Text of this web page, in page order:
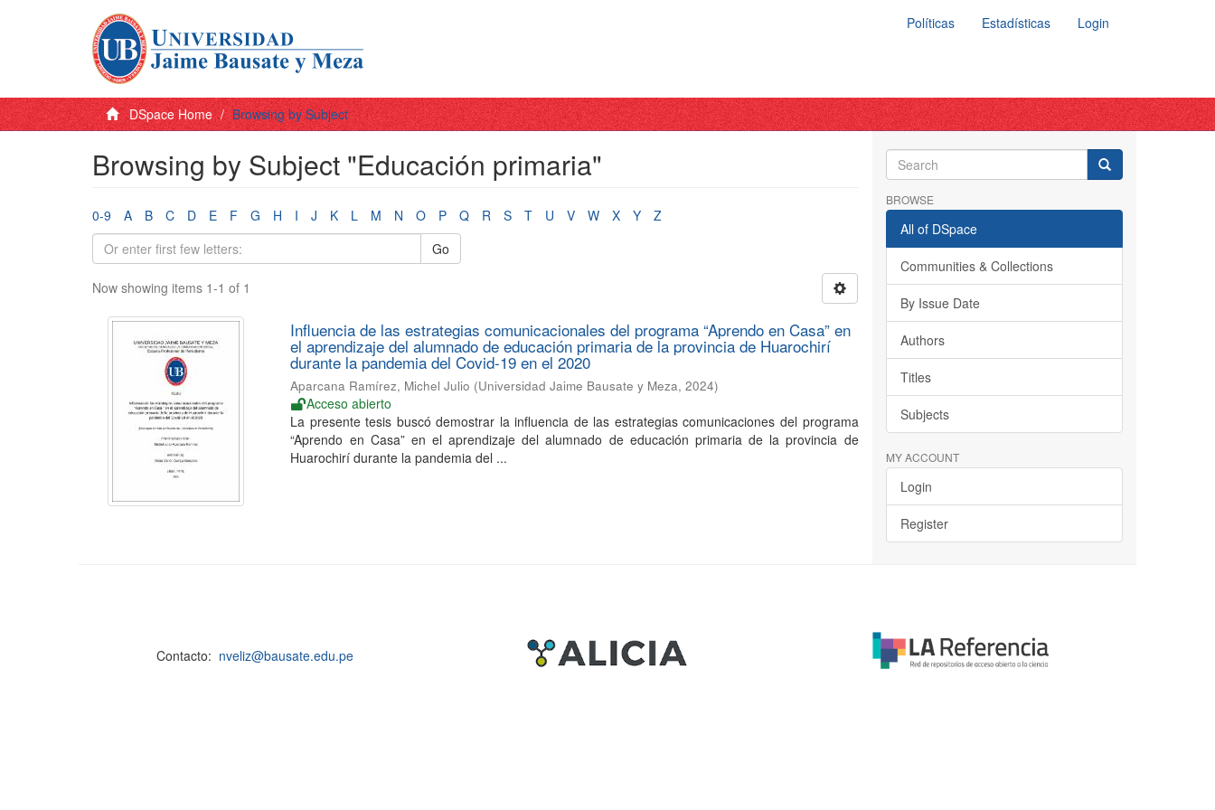
Políticas Estadísticas Login
DSpace Home Browsing by Subject
Browsing by Subject "Educación primaria"
0-9 A B C D E F G H I J K L M N O P Q R S T U V W X Y
Z
Go
Now showing items 1-1 of 1
Influencia de las estrategias comunicacionales del programa “Aprendo en Casa” en
el aprendizaje del alumnado de educación primaria de la provincia de Huarochirí
durante la pandemia del Covid-19 en el 2020
Aparcana Ramírez, Michel Julio (Universidad Jaime Bausate y Meza,2024)
Acceso abierto
La presente tesis buscó demostrar la influencia de las estrategias comunicaciones del programa
“Aprendo en Casa” en el aprendizaje del alumnado de educación primaria de la provincia de
Huarochirí durante la pandemia del ...
BROWSE
All of DSpace
Communities & Collections
By Issue Date
Authors
Titles
Subjects
MY ACCOUNT
Login
Register
Contacto: nveliz@bausate.edu.pe